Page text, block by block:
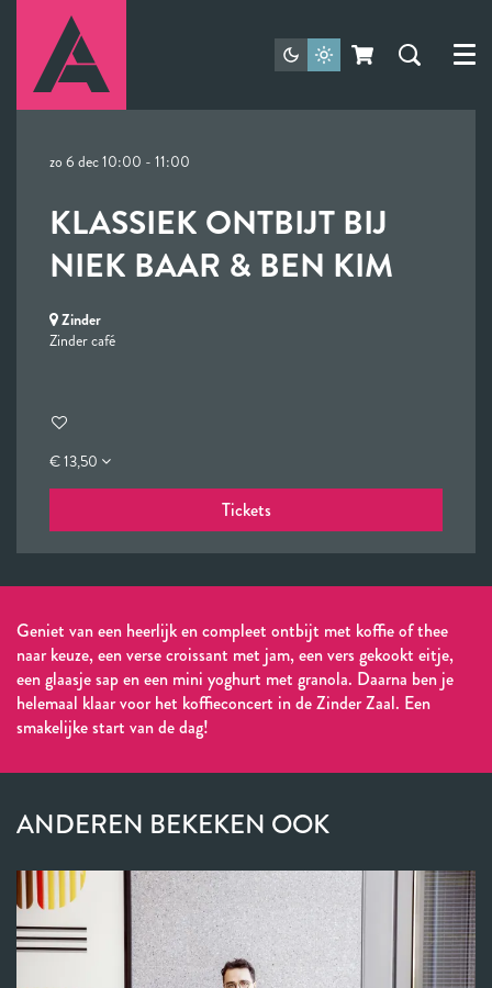
Menu
KLASSIEK ONTBIJT BIJ
NIEK BAAR & BEN KIM
zo 6 dec10:00 - 11:00
Zinder
Zinder café
€ 13,50
Tickets
Geniet van een heerlijk en compleet ontbijt met koffie of thee
naar keuze, een verse croissant met jam, een vers gekookt eitje,
een glaasje sap en een mini yoghurt met granola. Daarna ben je
helemaal klaar voor het koffieconcert in de Zinder Zaal. Een
smakelijke start van de dag!
ANDEREN BEKEKEN OOK